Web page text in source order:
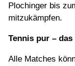
Plochinger bis
mitzukämpfen.
Tennis pur –
Alle Matches